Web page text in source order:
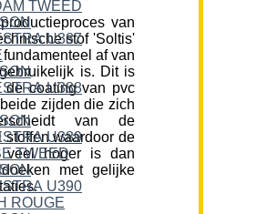
van
stof 'Soltis'
af van
is. Dit is
de coating van pvc
zijden die zich
van de
stoffen waardoor de
veel hoger is dan
met gelijke